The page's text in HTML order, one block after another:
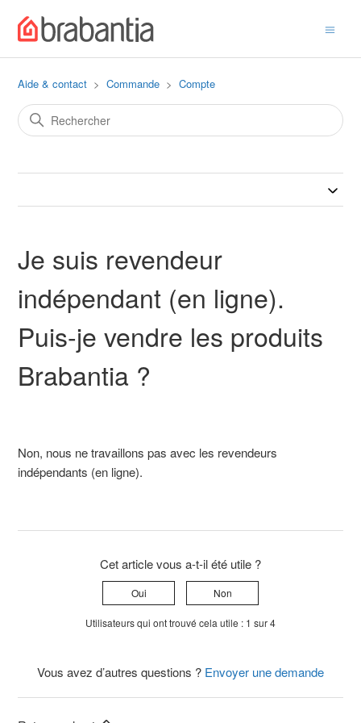
Aide & contact Commande Compte
Je suis revendeur
indépendant (en ligne).
Puis-je vendre les produits
Brabantia ?
Non, nous ne travaillons pas avec les revendeurs
indépendants (en ligne).
Cet article vous a-t-il été utile ?
Oui Non
Utilisateurs qui ont trouvé cela utile : 1 sur 4
Vous avez d’autres questions ? Envoyer une demande